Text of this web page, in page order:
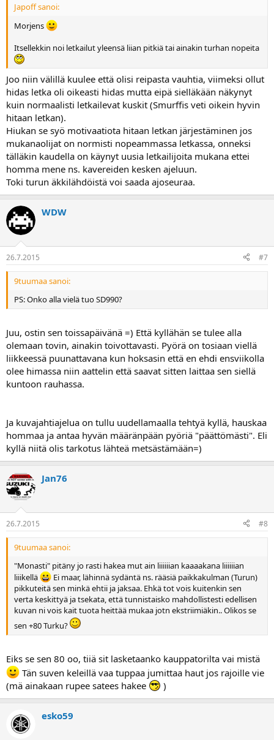
Japoff sanoi:
Morjens
Itsellekkin noi letkailut yleensä liian pitkiä tai ainakin turhan nopeita
Joo niin välillä kuulee että olisi reipasta vauhtia, viimeksi ollut
hidas letka oli oikeasti hidas mutta eipä sielläkään näkynyt
kuin normaalisti letkailevat kuskit (Smurffis veti oikein hyvin
hitaan letkan).
Hiukan se syö motivaatiota hitaan letkan järjestäminen jos
mukanaolijat on normisti nopeammassa letkassa, onneksi
tälläkin kaudella on käynyt uusia letkailijoita mukana ettei
homma mene ns. kavereiden kesken ajeluun.
Toki turun äkkilähdöistä voi saada ajoseuraa.
WDW
26.7.2015 #7
9tuumaa sanoi:
PS: Onko alla vielä tuo SD990?
Juu, ostin sen toissapäivänä =) Että kyllähän se tulee alla
olemaan tovin, ainakin toivottavasti. Pyörä on tosiaan viellä
liikkeessä puunattavana kun hoksasin että en ehdi ensviikolla
olee himassa niin aattelin että saavat sitten laittaa sen siellä
kuntoon rauhassa.
Ja kuvajahtiajelua on tullu uudellamaalla tehtyä kyllä, hauskaa
hommaa ja antaa hyvän määränpään pyöriä "päättömästi". Eli
kyllä niitä olis tarkotus lähteä metsästämään=)
Jan76
26.7.2015 #8
9tuumaa sanoi:
"Monasti" pitäny jo rasti hakea mut ain liiiiiian kaaaakana liiiiiian
liiikellä
Ei maar, lähinnä sydäntä ns. rääsiä paikkakulman (Turun)
pikkuteitä sen minkä ehtii ja jaksaa. Ehkä tot vois kuitenkin sen
verta keskittyä ja tsekata, että tunnistaisko mahdollistesti edellisen
kuvan ni vois kait tuota heittää mukaa jotn ekstriimiäkin.. Olikos se
sen +80 Turku?
Eiks se sen 80 oo, tiiä sit lasketaanko kauppatorilta vai mistä
Tän suven keleillä vaa tuppaa jumittaa haut jos rajoille vie
(mä ainakaan rupee satees hakee
)
esko59